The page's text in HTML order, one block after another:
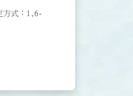
方式：1,6-